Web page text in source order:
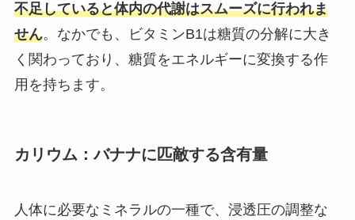
不足していると体内の代謝はスムーズに行われま
せん。なかでも、ビタミンB1は糖質の分解に大き
く関わっており、糖質をエネルギーに変換する作
用を持ちます。
カリウム：バナナに匹敵する含有量
人体に必要なミネラルの一種で、浸透圧の調整な